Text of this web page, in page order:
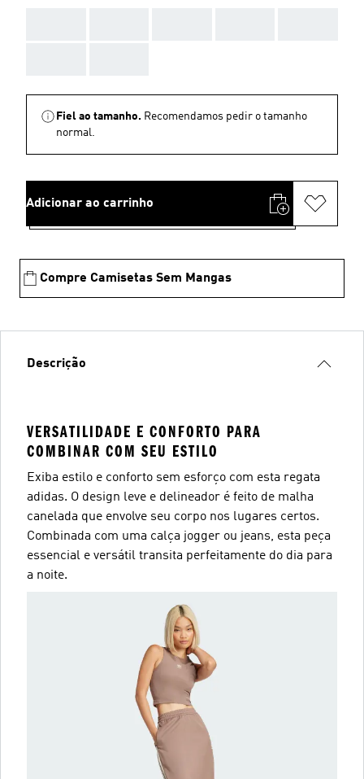
Fiel ao tamanho. Recomendamos pedir o tamanho
normal.
Adicionar ao carrinho
Compre Camisetas Sem Mangas
Descrição
VERSATILIDADE E CONFORTO PARA
COMBINAR COM SEU ESTILO
Exiba estilo e conforto sem esforço com esta regata
adidas. O design leve e delineador é feito de malha
canelada que envolve seu corpo nos lugares certos.
Combinada com uma calça jogger ou jeans, esta peça
essencial e versátil transita perfeitamente do dia para
a noite.